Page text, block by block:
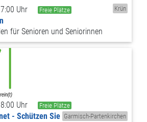
Uhr Freie Plätze Krün
für Senioren und Seniorinnen
Uhr
Freie Plätze
Garmisch-Partenkirchen
- Schützen Sie